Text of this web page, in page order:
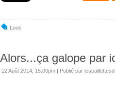
Look
Alors...ça galope par
12 Août 2014, 15:00pm | Publié par